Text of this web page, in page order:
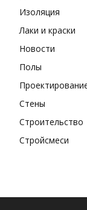
Изоляция
Лаки и краски
Новости
Полы
Стены
Строительство
Стройсмеси